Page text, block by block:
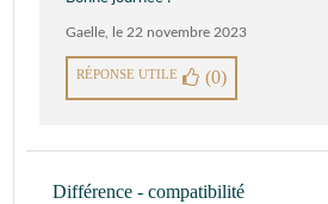
Gaelle le 22 novembre 2023
RÉPONSE UTILE (0)
Différence - compatibilité